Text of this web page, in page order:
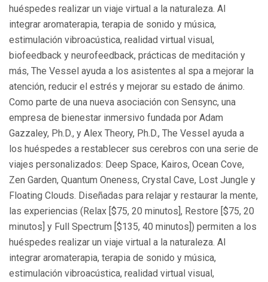
huéspedes realizar un viaje virtual a la naturaleza. Al
integrar aromaterapia, terapia de sonido y música,
estimulación vibroacústica, realidad virtual visual,
biofeedback y neurofeedback, prácticas de meditación y
más, The Vessel ayuda a los asistentes al spa a mejorar la
atención, reducir el estrés y mejorar su estado de ánimo.
Como parte de una nueva asociación con Sensync, una
empresa de bienestar inmersivo fundada por Adam
Gazzaley, Ph.D., y Alex Theory, Ph.D., The Vessel ayuda a
los huéspedes a restablecer sus cerebros con una serie de
viajes personalizados: Deep Space, Kairos, Ocean Cove,
Zen Garden, Quantum Oneness, Crystal Cave, Lost Jungle y
Floating Clouds. Diseñadas para relajar y restaurar la mente,
las experiencias (Relax [$75, 20 minutos], Restore [$75, 20
minutos] y Full Spectrum [$135, 40 minutos]) permiten a los
huéspedes realizar un viaje virtual a la naturaleza. Al
integrar aromaterapia, terapia de sonido y música,
estimulación vibroacústica, realidad virtual visual,